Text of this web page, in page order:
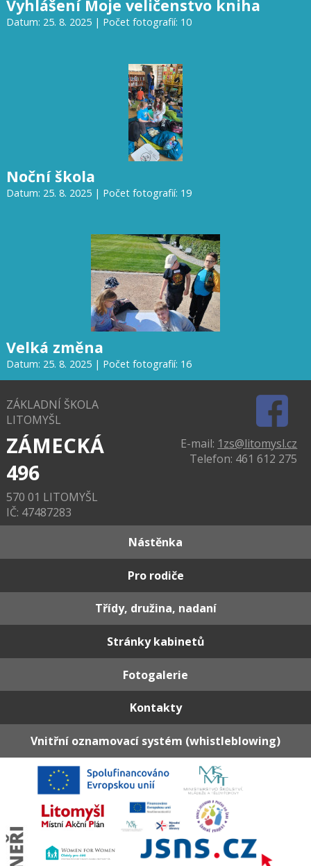
Vyhlášení Moje veličenstvo kniha
Datum: 25. 8. 2025 | Počet fotografií: 10
Noční škola
Datum: 25. 8. 2025 | Počet fotografií: 19
Velká změna
Datum: 25. 8. 2025 | Počet fotografií: 16
ZÁKLADNÍ ŠKOLA
LITOMYŠL
ZÁMECKÁ
496
570 01 LITOMYŠL
IČ: 47487283
E-mail: 1zs@litomysl.cz
Telefon: 461 612 275
Nástěnka
Pro rodiče
Třídy, družina, nadaní
Stránky kabinetů
Fotogalerie
Kontakty
Vnitřní oznamovací systém (whistleblowing)